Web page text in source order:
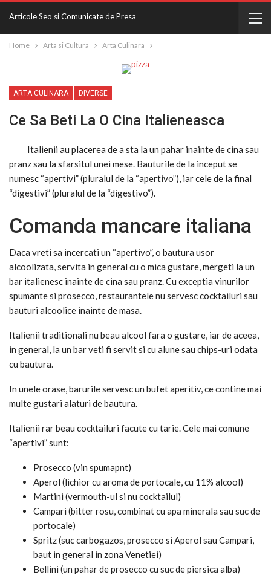
Articole Seo si Comunicate de Presa
Home Arta si Cultura Arta Culinara
ARTA CULINARA DIVERSE
Ce Sa Beti La O Cina Italieneasca
Italienii au placerea de a sta la un pahar inainte de cina sau
pranz sau la sfarsitul unei mese. Bauturile de la inceput se
numesc “apertivi” (pluralul de la “apertivo”), iar cele de la final
“digestivi” (pluralul de la “digestivo”).
Comanda mancare italiana
Daca vreti sa incercati un “apertivo”, o bautura usor
alcoolizata, servita in general cu o mica gustare, mergeti la un
bar italienesc inainte de cina sau pranz. Cu exceptia vinurilor
spumante si prosecco, restaurantele nu servesc cocktailuri sau
bauturi alcoolice inainte de masa.
Italienii traditionali nu beau alcool fara o gustare, iar de aceea,
in general, la un bar veti fi servit si cu alune sau chips-uri odata
cu bautura.
In unele orase, barurile servesc un bufet aperitiv, ce contine mai
multe gustari alaturi de bautura.
Italienii rar beau cocktailuri facute cu tarie. Cele mai comune
“apertivi” sunt:
Prosecco (vin spumapnt)
Aperol (lichior cu aroma de portocale, cu 11% alcool)
Martini (vermouth-ul si nu cocktailul)
Campari (bitter rosu, combinat cu apa minerala sau suc de
portocale)
Spritz (suc carbogazos, prosecco si Aperol sau Campari,
baut in general in zona Venetiei)
Bellini (un pahar de prosecco cu suc de piersica alba)